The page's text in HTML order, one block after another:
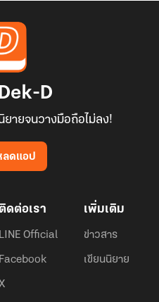
D
ายจนวางมือถือไม่ลง!
ลดแอป
ดต่อเรา
LINE Official
Facebook
เพิ่มเติม
ข่าวสาร
เขียนนิยาย